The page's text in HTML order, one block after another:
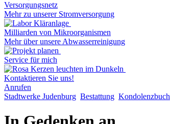
Versorgungsnetz
Mehr zu unserer Stromversorgung
Milliarden von Mikroorganismen
Mehr über unsere Abwasserreinigung
Service für mich
Kontaktieren Sie uns!
Anrufen
Stadtwerke Judenburg Bestattung Kondolenzbuch